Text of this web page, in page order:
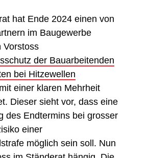
hat Ende 2024 einen von
im Baugewerbe
Vorstoss
der Bauarbeitenden
bei Hitzewellen
mit einer klaren Mehrheit
Dieser sieht vor, dass eine
des Endtermins bei grosser
einer
möglich sein soll. Nun